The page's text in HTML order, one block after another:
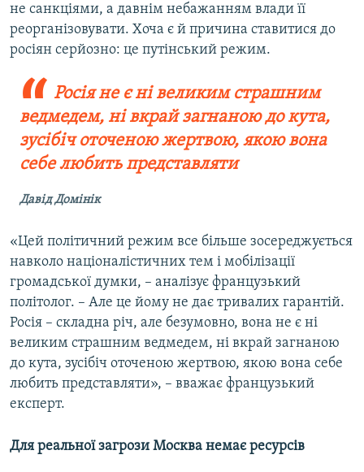
не санкціями, а давнім небажанням влади її
реорганізовувати. Хоча є й причина ставитися до
росіян серйозно: це путінський режим.
Росія не є ні великим страшним
ведмедем, ні вкрай загнаною до кута,
зусібіч оточеною жертвою, якою вона
себе любить представляти
Давід Домінік
«Цей політичний режим все більше зосереджується
навколо націоналістичних тем і мобілізації
громадської думки, – аналізує французький
політолог. – Але це йому не дає тривалих гарантій.
Росія – складна річ, але безумовно, вона не є ні
великим страшним ведмедем, ні вкрай загнаною
до кута, зусібіч оточеною жертвою, якою вона себе
любить представляти», – вважає французький
експерт.
Для реальної загрози Москва немає ресурсів